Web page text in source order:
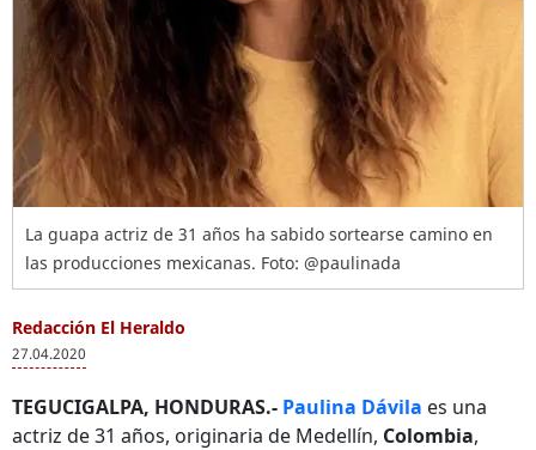
La guapa actriz de 31 años ha sabido sortearse camino en
las producciones mexicanas. Foto: @paulinada
Redacción El Heraldo
27.04.2020
TEGUCIGALPA, HONDURAS.- Paulina Dávila es una
actriz de 31 años, originaria de Medellín, Colombia,